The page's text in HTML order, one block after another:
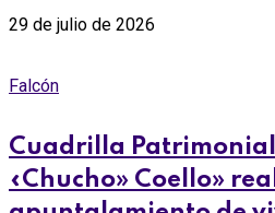
29 de julio de 2026
Falcón
Cuadrilla Patrimonial
«Chucho» Coello»